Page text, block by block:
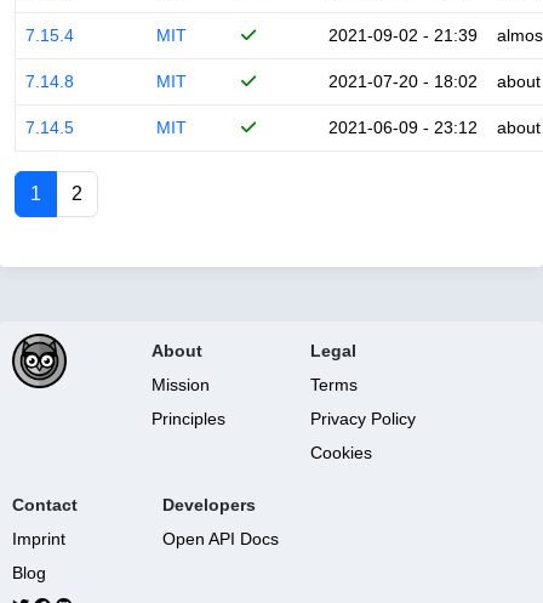
7.15.4 MIT 2021-09-02 - 21:39
7.14.8 MIT 2021-07-20 - 18:02
7.14.5 MIT 2021-06-09 - 23:12
1 2
About
Mission
Principles
Legal
Terms
Privacy Policy
Cookies
Contact
Imprint
Blog
Developers
Open API Docs